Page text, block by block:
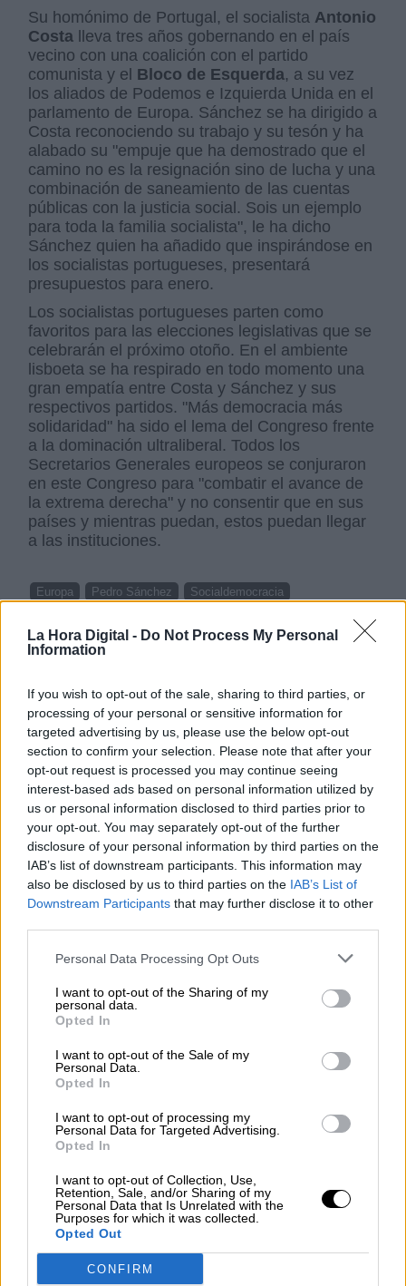
La Hora Digital - Do Not Process My Personal
Information
If you wish to opt-out of the sale, sharing to third parties, or
processing of your personal or sensitive information for
targeted advertising by us, please use the below opt-out
section to confirm your selection. Please note that after your
opt-out request is processed you may continue seeing
interest-based ads based on personal information utilized by
us or personal information disclosed to third parties prior to
your opt-out. You may separately opt-out of the further
disclosure of your personal information by third parties on the
IAB’s list of downstream participants. This information may
also be disclosed by us to third parties on the IAB’s List of
Downstream Participants that may further disclose it to other
Personal Data Processing Opt Outs
I want to opt-out of the Sharing of my
personal data.
Opted In
I want to opt-out of the Sale of my
Personal Data.
Opted In
I want to opt-out of processing my
Personal Data for Targeted Advertising.
Opted In
I want to opt-out of Collection, Use,
Retention, Sale, and/or Sharing of my
Personal Data that Is Unrelated with the
Purposes for which it was collected.
Opted Out
CONFIRM
Su homónimo de Portugal, el socialista Antonio
Costa lleva tres años gobernando en el país
vecino con una coalición con el partido
comunista y el Bloco de Esquerda, a su vez
los aliados de Podemos e Izquierda Unida en el
parlamento de Europa. Sánchez se ha dirigido a
Costa reconociendo su trabajo y su tesón y ha
alabado su "empuje que ha demostrado que el
camino no es la resignación sino de lucha y una
combinación de saneamiento de las cuentas
públicas con la justicia social. Sois un ejemplo
para toda la familia socialista", le ha dicho
Sánchez quien ha añadido que inspirándose en
los socialistas portugueses, presentará
presupuestos para enero.
Los socialistas portugueses parten como
favoritos para las elecciones legislativas que se
celebrarán el próximo otoño. En el ambiente
lisboeta se ha respirado en todo momento una
gran empatía entre Costa y Sánchez y sus
respectivos partidos. "Más democracia más
solidaridad" ha sido el lema del Congreso frente
a la dominación ultraliberal. Todos los
Secretarios Generales europeos se conjuraron
en este Congreso para "combatir el avance de
la extrema derecha" y no consentir que en sus
países y mientras puedan, estos puedan llegar
a las instituciones.
Europa Pedro Sánchez
Socialdemocracia
Congo: Entre la tragedia de la
hipocresía de Occidente
¿QUÉ ESTÁ PASANDO EN EL
MUNDO? La Guerra de Gaza, en su